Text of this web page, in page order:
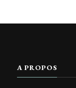
A PROPOS